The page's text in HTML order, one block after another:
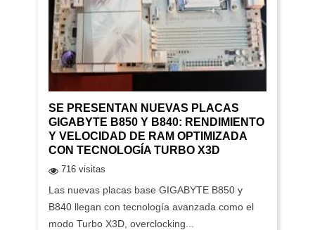
SE PRESENTAN NUEVAS PLACAS
GIGABYTE B850 Y B840: RENDIMIENTO
Y VELOCIDAD DE RAM OPTIMIZADA
CON TECNOLOGÍA TURBO X3D
716 visitas
Las nuevas placas base GIGABYTE B850 y
B840 llegan con tecnología avanzada como el
modo Turbo X3D, overclocking...